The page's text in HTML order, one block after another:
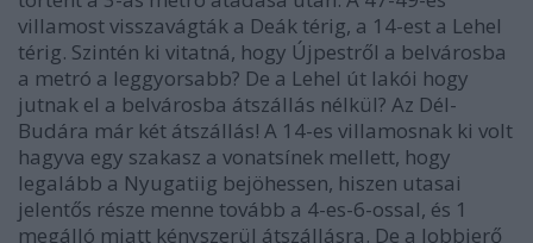
villamost visszavágták a Deák térig, a 14-est a Lehel
térig. Szintén ki vitatná, hogy Újpestről a belvárosba
a metró a leggyorsabb? De a Lehel út lakói hogy
jutnak el a belvárosba átszállás nélkül? Az Dél-
Budára már két átszállás! A 14-es villamosnak ki volt
hagyva egy szakasz a vonatsínek mellett, hogy
legalább a Nyugatiig bejöhessen, hiszen utasai
jelentős része menne tovább a 4-es-6-ossal, és 1
megálló miatt kényszerül átszállásra. De a lobbierő